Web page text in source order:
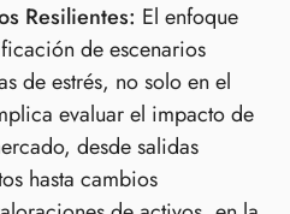
Resilientes: El enfoque
de escenarios
de estrés, no solo en el
evaluar el impacto de
desde salidas
hasta cambios